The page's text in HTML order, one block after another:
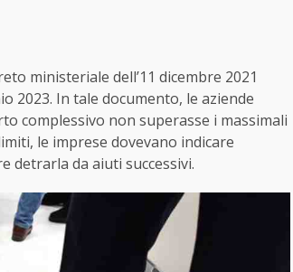
ministeriale dell’11 dicembre 2021
2023. In tale documento, le aziende
complessivo non superasse i massimali
le imprese dovevano indicare
detrarla da aiuti successivi.